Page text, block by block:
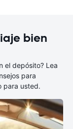
bien
el depósito? Lea
para
para usted.